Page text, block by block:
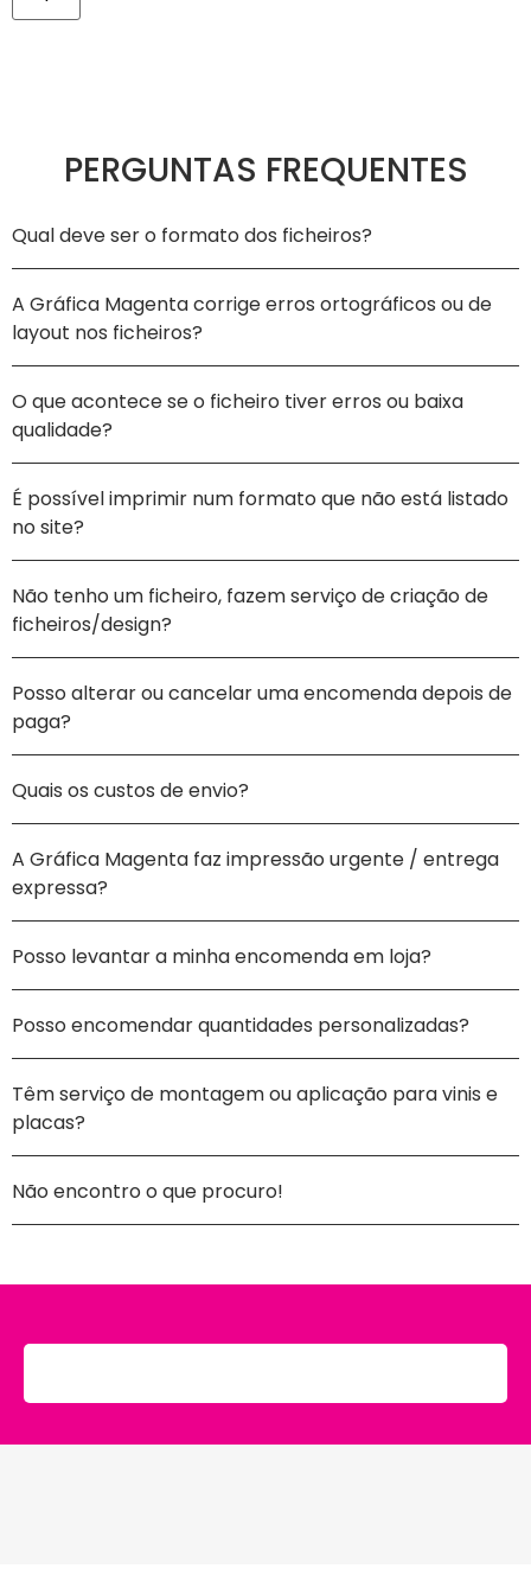
PERGUNTAS FREQUENTES
Qual deve ser o formato dos ficheiros?
A Gráfica Magenta corrige erros ortográficos ou de
layout nos ficheiros?
O que acontece se o ficheiro tiver erros ou baixa
qualidade?
É possível imprimir num formato que não está listado
no site?
Não tenho um ficheiro, fazem serviço de criação de
ficheiros/design?
Posso alterar ou cancelar uma encomenda depois de
paga?
Quais os custos de envio?
A Gráfica Magenta faz impressão urgente / entrega
expressa?
Posso levantar a minha encomenda em loja?
Posso encomendar quantidades personalizadas?
Têm serviço de montagem ou aplicação para vinis e
placas?
Não encontro o que procuro!